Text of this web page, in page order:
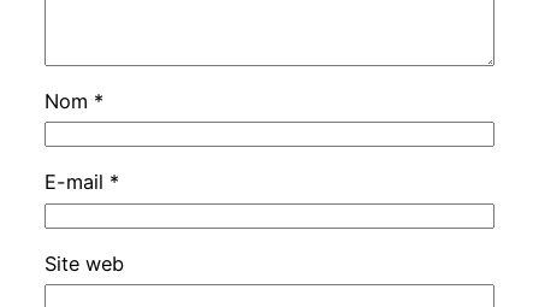
Nom *
E-mail *
Site web